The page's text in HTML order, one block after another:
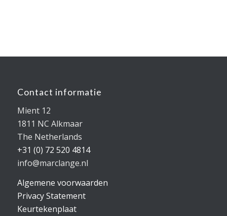
Contact informatie
Mient 12
1811 NC Alkmaar
The Netherlands
+31 (0) 72 520 4814
info@marclange.nl
Algemene voorwaarden
Privacy Statement
Keurtekenplaat